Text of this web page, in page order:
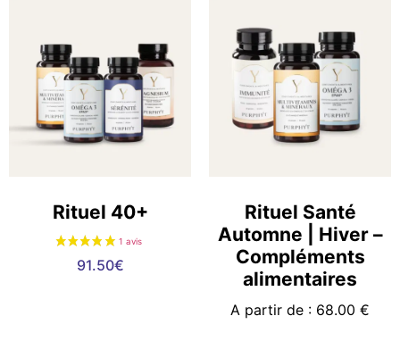
Rituel 40+
91.50€
Rituel Santé
Automne | Hiver –
Compléments
alimentaires
A partir de : 68.00 €